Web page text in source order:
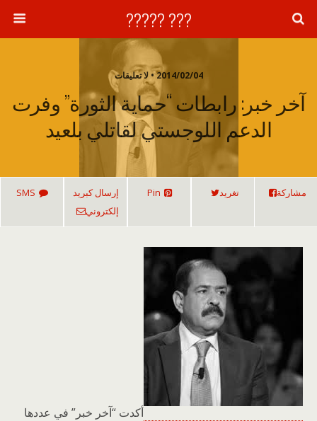
??? ?????
2014/02/04 • لا تعليقات
آخر خبر: رابطات “حماية الثورة” وفرت
الدعم اللوجستي لقاتلي بلعيد
مشاركة تغريد Pin
إرسال كبريد
إلكتروني
SMS
أكدت “آخر خبر” في عددها